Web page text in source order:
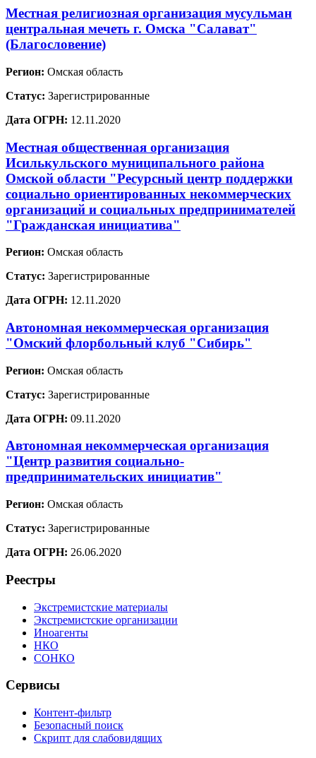
Местная религиозная организация мусульман
центральная мечеть г. Омска "Салават"
(Благословение)
Регион: Омская область
Статус: Зарегистрированные
Дата ОГРН: 12.11.2020
Местная общественная организация
Исилькульского муниципального района
Омской области "Ресурсный центр поддержки
социально ориентированных некоммерческих
организаций и социальных предпринимателей
"Гражданская инициатива"
Регион: Омская область
Статус: Зарегистрированные
Дата ОГРН: 12.11.2020
Автономная некоммерческая организация
"Омский флорбольный клуб "Сибирь"
Регион: Омская область
Статус: Зарегистрированные
Дата ОГРН: 09.11.2020
Автономная некоммерческая организация
"Центр развития социально-
предпринимательских инициатив"
Регион: Омская область
Статус: Зарегистрированные
Дата ОГРН: 26.06.2020
Реестры
Экстремистские материалы
Экстремистские организации
Иноагенты
НКО
СОНКО
Сервисы
Контент-фильтр
Безопасный поиск
Скрипт для слабовидящих